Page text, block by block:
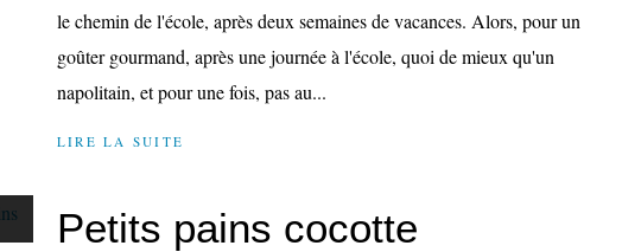
le chemin de l'école, après deux semaines de vacances. Alors, pour un
goûter gourmand, après une journée à l'école, quoi de mieux qu'un
napolitain, et pour une fois, pas au...
LIRE LA SUITE
Petits pains cocotte